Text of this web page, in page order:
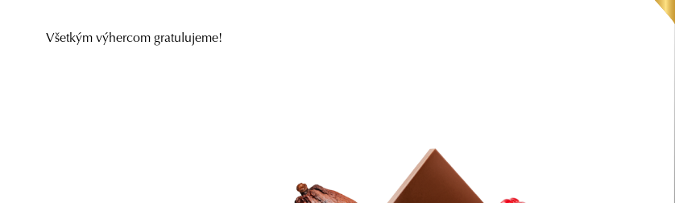
Všetkým výhercom gratulujeme!